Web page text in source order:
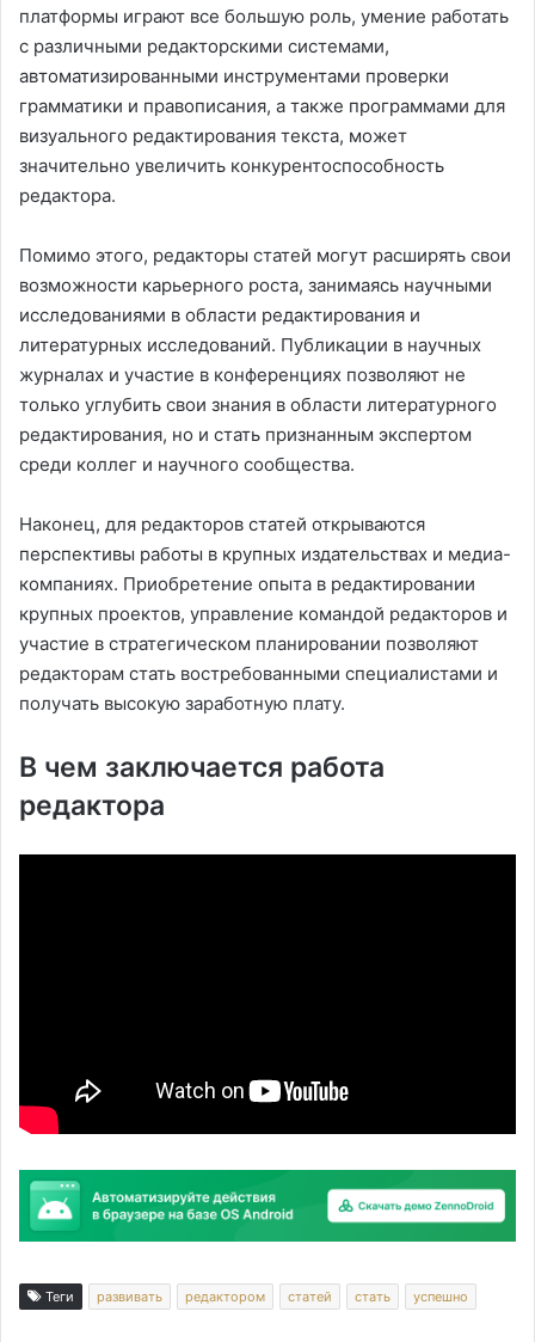
платформы играют все большую роль, умение работать
с различными редакторскими системами,
автоматизированными инструментами проверки
грамматики и правописания, а также программами для
визуального редактирования текста, может
значительно увеличить конкурентоспособность
редактора.
Помимо этого, редакторы статей могут расширять свои
возможности карьерного роста, занимаясь научными
исследованиями в области редактирования и
литературных исследований. Публикации в научных
журналах и участие в конференциях позволяют не
только углубить свои знания в области литературного
редактирования, но и стать признанным экспертом
среди коллег и научного сообщества.
Наконец, для редакторов статей открываются
перспективы работы в крупных издательствах и медиа-
компаниях. Приобретение опыта в редактировании
крупных проектов, управление командой редакторов и
участие в стратегическом планировании позволяют
редакторам стать востребованными специалистами и
получать высокую заработную плату.
В чем заключается работа
редактора
Теги развивать редактором статей стать успешно